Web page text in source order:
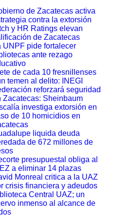
de Zacatecas activa
contra la extorsión
y HR Ratings elevan
de Zacatecas
UNPF pide fortalecer
ante rezago
de cada 10 fresnillenses
temen al delito: INEGI
reforzará seguridad
Zacatecas: Sheinbaum
investiga extorsión en
de 10 homicidios en
liquida deuda
de 672 millones de
presupuestal obliga al
a eliminar 14 plazas
Monreal critica a la UAZ
crisis financiera y adeudos
Central UAZ; un
inmenso al alcance de